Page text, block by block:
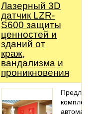
Лазерный 3D
датчик LZR-
S600 защиты
ценностей и
зданий от
краж,
вандализма и
проникновения
Предлагаем
комплекты
автоматики